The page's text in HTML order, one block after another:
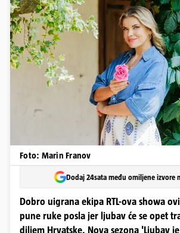
Foto: Marin Franov
Dodaj 24sata među omiljene izvore
Dobro uigrana ekipa RTL-ova showa
pune ruke posla jer ljubav će se opet
diljem Hrvatske. Nova sezona 'Ljubav